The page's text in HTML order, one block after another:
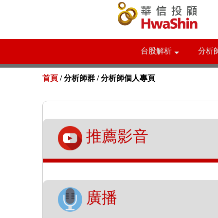
台股解析 分析
首頁 / 分析師群 /分析師個人專頁
推薦影音
廣播